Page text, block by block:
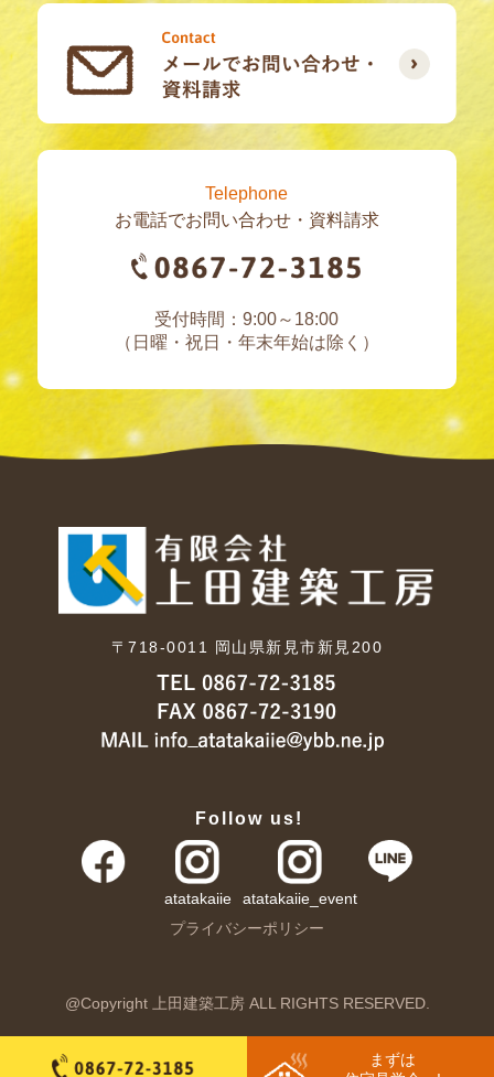
まずは
Telephone
お電話でお問い合わせ・資料請求
受付時間：9:00～18:00
（日曜・祝日・年末年始は除く）
〒718-0011 岡山県新見市新見200
Follow us!
atatakaiie
atatakaiie_event
プライバシーポリシー
@Copyright 上田建築工房 ALL RIGHTS RESERVED.